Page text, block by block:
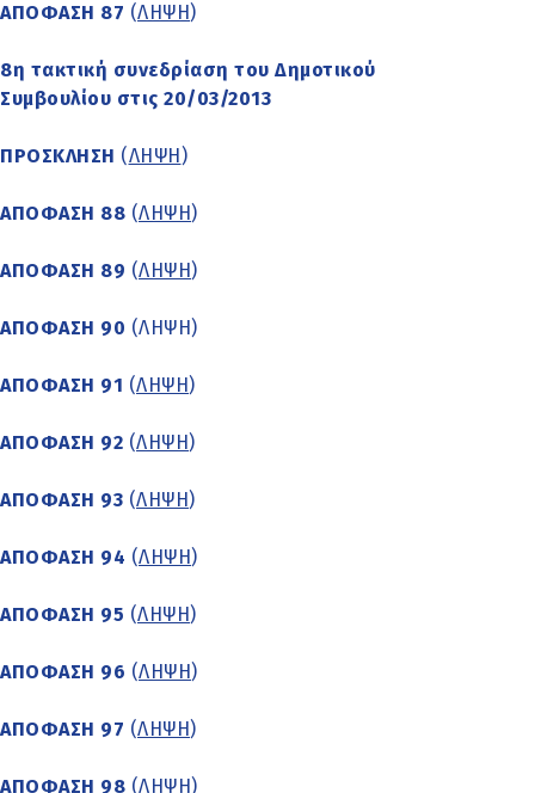
ΑΠΟΦΑΣΗ 87 (ΛΗΨΗ )
8η τακτική συνεδρίαση του Δημοτικού
Συμβουλίου στις 20/03/2013
ΠΡΟΣΚΛΗΣΗ (ΛΗΨΗ )
ΑΠΟΦΑΣΗ 88 (ΛΗΨΗ )
ΑΠΟΦΑΣΗ 89 (ΛΗΨΗ )
ΑΠΟΦΑΣΗ 90 (ΛΗΨΗ )
ΑΠΟΦΑΣΗ 91 (ΛΗΨΗ )
ΑΠΟΦΑΣΗ 92 (ΛΗΨΗ )
ΑΠΟΦΑΣΗ 93 (ΛΗΨΗ )
ΑΠΟΦΑΣΗ 94 (ΛΗΨΗ )
ΑΠΟΦΑΣΗ 95 (ΛΗΨΗ )
ΑΠΟΦΑΣΗ 96 (ΛΗΨΗ )
ΑΠΟΦΑΣΗ 97 (ΛΗΨΗ )
ΑΠΟΦΑΣΗ 98 (ΛΗΨΗ )